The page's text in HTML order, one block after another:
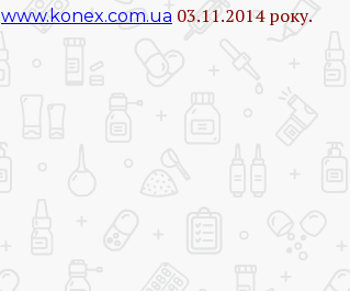
www.konex.com.ua 03.11.2014 року.